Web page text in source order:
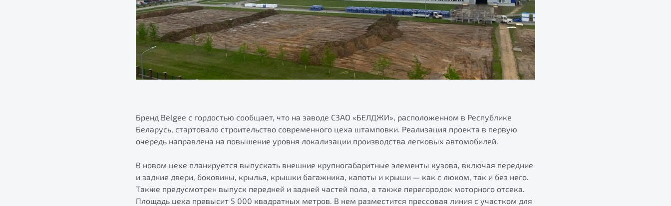
Бренд Belgee с гордостью сообщает, что на заводе СЗАО «БЕЛДЖИ», расположенном в Республике
Беларусь, стартовало строительство современного цеха штамповки. Реализация проекта в первую
очередь направлена на повышение уровня локализации производства легковых автомобилей.
В новом цехе планируется выпускать внешние крупногабаритные элементы кузова, включая передние
и задние двери, боковины, крылья, крышки багажника, капоты и крыши — как с люком, так и без него.
Также предусмотрен выпуск передней и задней частей пола, а также перегородок моторного отсека.
Площадь цеха превысит 5 000 квадратных метров. В нем разместится прессовая линия с участком для